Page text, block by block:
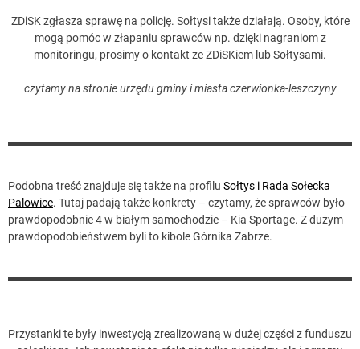
ZDiSK zgłasza sprawę na policję. Sołtysi także działają. Osoby, które
mogą pomóc w złapaniu sprawców np. dzięki nagraniom z
monitoringu, prosimy o kontakt ze ZDiSKiem lub Sołtysami.
czytamy na stronie urzędu gminy i miasta czerwionka-leszczyny
Podobna treść znajduje się także na profilu Sołtys i Rada Sołecka
Palowice. Tutaj padają także konkrety – czytamy, że sprawców było
prawdopodobnie 4 w białym samochodzie – Kia Sportage. Z dużym
prawdopodobieństwem byli to kibole Górnika Zabrze.
Przystanki te były inwestycją zrealizowaną w dużej części z funduszu